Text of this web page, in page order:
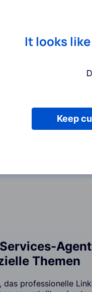
are using
Themen
professionelle
It looks
Keep